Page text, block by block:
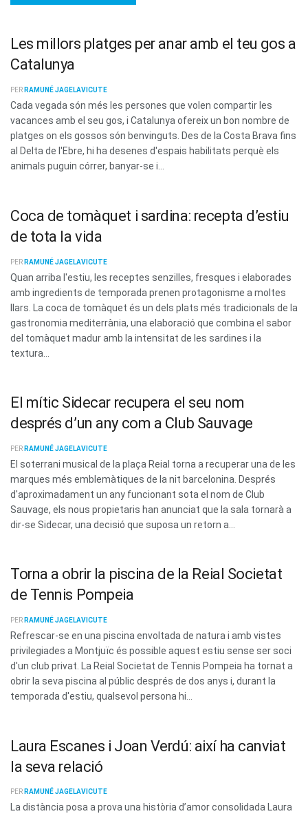
Les millors platges per anar amb el teu gos a
Catalunya
PER RAMUNÉ JAGELAVICUTE
Cada vegada són més les persones que volen compartir les
vacances amb el seu gos, i Catalunya ofereix un bon nombre de
platges on els gossos són benvinguts. Des de la Costa Brava fins
al Delta de l'Ebre, hi ha desenes d'espais habilitats perquè els
animals puguin córrer, banyar-se i...
Coca de tomàquet i sardina: recepta d’estiu
de tota la vida
PER RAMUNÉ JAGELAVICUTE
Quan arriba l'estiu, les receptes senzilles, fresques i elaborades
amb ingredients de temporada prenen protagonisme a moltes
llars. La coca de tomàquet és un dels plats més tradicionals de la
gastronomia mediterrània, una elaboració que combina el sabor
del tomàquet madur amb la intensitat de les sardines i la
textura...
El mític Sidecar recupera el seu nom
després d’un any com a Club Sauvage
PER RAMUNÉ JAGELAVICUTE
El soterrani musical de la plaça Reial torna a recuperar una de les
marques més emblemàtiques de la nit barcelonina. Després
d'aproximadament un any funcionant sota el nom de Club
Sauvage, els nous propietaris han anunciat que la sala tornarà a
dir-se Sidecar, una decisió que suposa un retorn a...
Torna a obrir la piscina de la Reial Societat
de Tennis Pompeia
PER RAMUNÉ JAGELAVICUTE
Refrescar-se en una piscina envoltada de natura i amb vistes
privilegiades a Montjuïc és possible aquest estiu sense ser soci
d'un club privat. La Reial Societat de Tennis Pompeia ha tornat a
obrir la seva piscina al públic després de dos anys i, durant la
temporada d'estiu, qualsevol persona hi...
Laura Escanes i Joan Verdú: així ha canviat
la seva relació
PER RAMUNÉ JAGELAVICUTE
La distància posa a prova una història d’amor consolidada Laura